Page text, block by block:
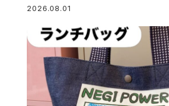
2026.08.01